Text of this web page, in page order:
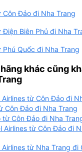
Đảo đi Nha Trang
Biên Phủ đi Nha
Quốc đi Nha Trang
khác cũng
từ Côn Đảo đi
Côn Đảo đi Nha Trang
từ Côn Đảo đi Nha
Airlines từ Côn Đảo đi
từ Nha Trang đi